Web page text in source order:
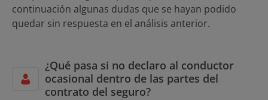
continuación algunas dudas que se hayan podido
quedar sin respuesta en el análisis anterior.
¿Qué pasa si no declaro al conductor
ocasional dentro de las partes del
contrato del seguro?